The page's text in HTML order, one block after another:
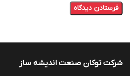
شرکت توکان صنعت اندیشه ساز